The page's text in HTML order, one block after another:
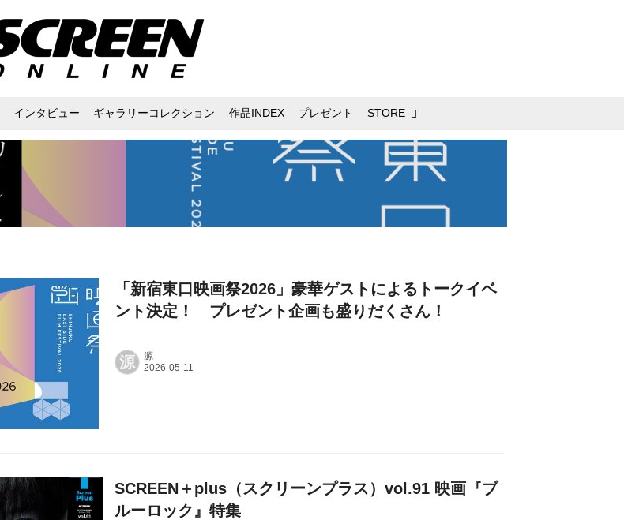
インタビュー ギャラリーコレクション 作品INDEX プレゼント STORE
「新宿東口映画祭2026」豪華ゲストによるトークイベ
ント決定！ プレゼント企画も盛りだくさん！
源 源
SCREEN＋plus（スクリーンプラス）vol.91 映画『ブ
ルーロック』特集